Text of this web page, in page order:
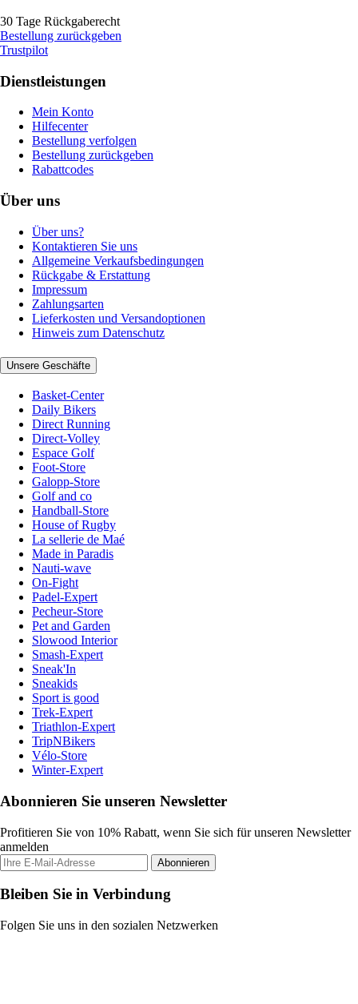
30 Tage Rückgaberecht
Bestellung zurückgeben
Trustpilot
Dienstleistungen
Mein Konto
Hilfecenter
Bestellung verfolgen
Bestellung zurückgeben
Rabattcodes
Über uns
Über uns?
Kontaktieren Sie uns
Allgemeine Verkaufsbedingungen
Rückgabe & Erstattung
Impressum
Zahlungsarten
Lieferkosten und Versandoptionen
Hinweis zum Datenschutz
Unsere Geschäfte
Basket-Center
Daily Bikers
Direct Running
Direct-Volley
Espace Golf
Foot-Store
Galopp-Store
Golf and co
Handball-Store
House of Rugby
La sellerie de Maé
Made in Paradis
Nauti-wave
On-Fight
Padel-Expert
Pecheur-Store
Pet and Garden
Slowood Interior
Smash-Expert
Sneak'In
Sneakids
Sport is good
Trek-Expert
Triathlon-Expert
TripNBikers
Vélo-Store
Winter-Expert
Abonnieren Sie unseren Newsletter
Profitieren Sie von 10% Rabatt, wenn Sie sich für unseren Newsletter
anmelden
Abonnieren
Bleiben Sie in Verbindung
Folgen Sie uns in den sozialen Netzwerken